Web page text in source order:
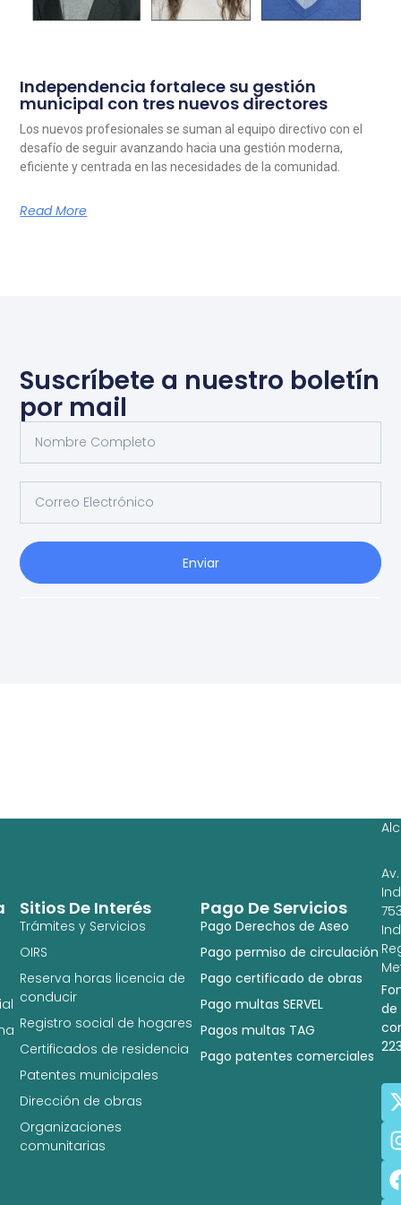
Independencia fortalece su gestión
municipal con tres nuevos directores
Los nuevos profesionales se suman al equipo directivo con el
desafío de seguir avanzando hacia una gestión moderna,
eficiente y centrada en las necesidades de la comunidad.
Read More
Suscríbete a nuestro boletín
por mail
Enviar
Pago De Servicios
Pago Derechos de Aseo
Pago permiso de circulación
Pago certificado de obras
Pago multas SERVEL
Pagos multas TAG
Pago patentes comerciales
Sitios De Interés
Trámites y Servicios
OIRS
Reserva horas licencia de
conducir
Registro social de hogares
Certificados de residencia
Patentes municipales
Dirección de obras
Organizaciones
comunitarias
Av.
de